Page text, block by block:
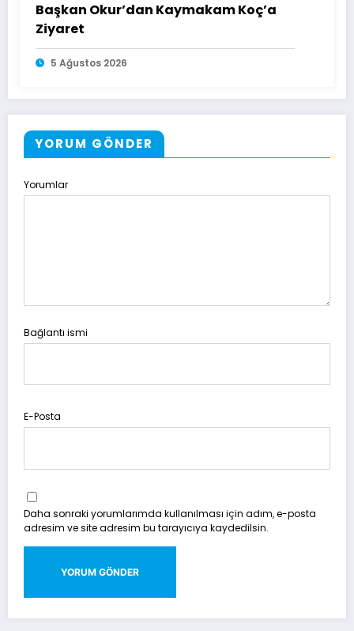
Başkan Okur’dan Kaymakam Koç’a
Ziyaret
5 Ağustos 2026
YORUM GÖNDER
Yorumlar
Bağlantı ismi
E-Posta
Daha sonraki yorumlarımda kullanılması için adım, e-posta
adresim ve site adresim bu tarayıcıya kaydedilsin.